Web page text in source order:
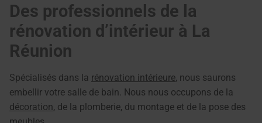
Des professionnels de la
rénovation d’intérieur à La
Réunion
Spécialisés dans la rénovation intérieure, nous saurons
embellir votre salle de bain. Nous nous occupons de la
décoration, de la plomberie, du montage et de la pose des